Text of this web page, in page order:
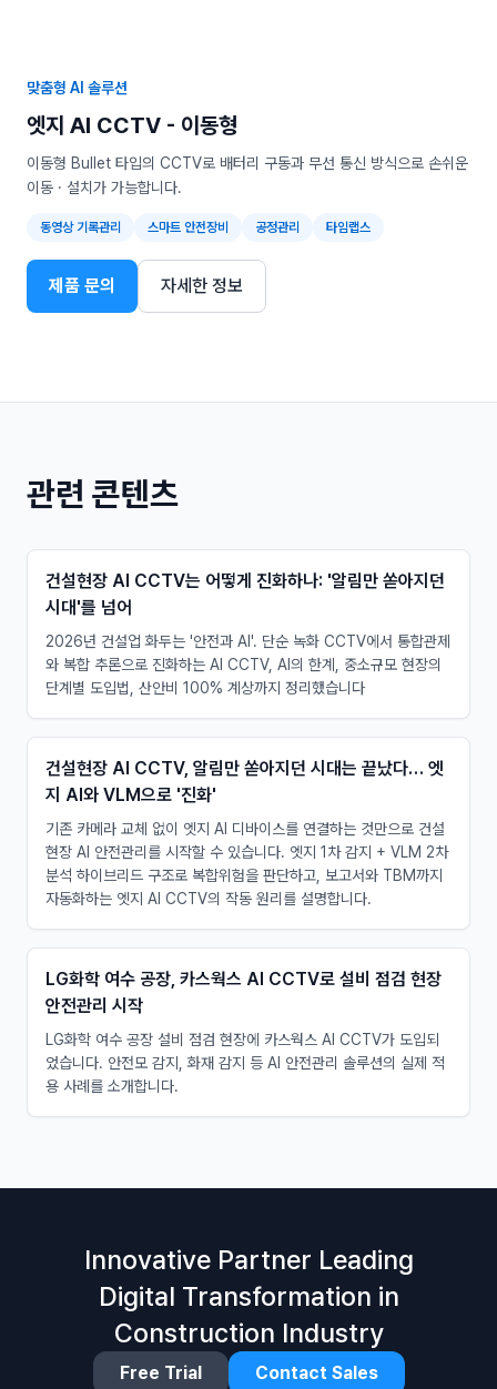
맞춤형 AI 솔루션
엣지 AI CCTV - 이동형
이동형 Bullet 타입의 CCTV로 배터리 구동과 무선 통신 방식으로 손쉬운
이동 · 설치가 가능합니다.
동영상 기록관리 스마트 안전장비 공정관리 타임랩스
제품 문의 자세한 정보
관련 콘텐츠
건설현장 AI CCTV는 어떻게 진화하나: '알림만 쏟아지던
시대'를 넘어
2026년 건설업 화두는 '안전과 AI'. 단순 녹화 CCTV에서 통합관제
와 복합 추론으로 진화하는 AI CCTV, AI의 한계, 중소규모 현장의
단계별 도입법, 산안비 100% 계상까지 정리했습니다
건설현장 AI CCTV, 알림만 쏟아지던 시대는 끝났다… 엣
지 AI와 VLM으로 '진화'
기존 카메라 교체 없이 엣지 AI 디바이스를 연결하는 것만으로 건설
현장 AI 안전관리를 시작할 수 있습니다. 엣지 1차 감지 + VLM 2차
분석 하이브리드 구조로 복합위험을 판단하고, 보고서와 TBM까지
자동화하는 엣지 AI CCTV의 작동 원리를 설명합니다.
LG화학 여수 공장, 카스웍스 AI CCTV로 설비 점검 현장
안전관리 시작
LG화학 여수 공장 설비 점검 현장에 카스웍스 AI CCTV가 도입되
었습니다. 안전모 감지, 화재 감지 등 AI 안전관리 솔루션의 실제 적
용 사례를 소개합니다.
Innovative Partner Leading
Digital Transformation in
Construction Industry
Free Trial Contact Sales